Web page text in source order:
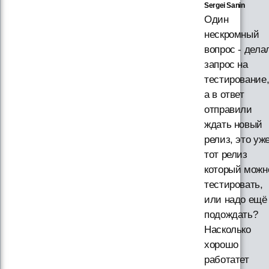
Sergei Sanin
Один
нескромный
вопрос -
запрос на
тестирование,
а в ответ
отправили
ждать новый
релиз, это
тот релиз
который
тестировать,
или надо ещё
подождать?
Насколько
хорошо
работатет